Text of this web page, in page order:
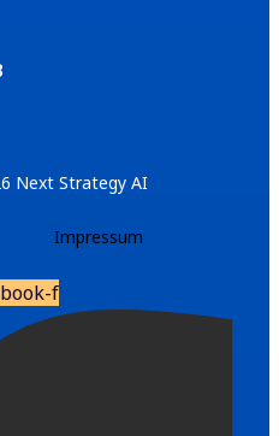
Next Strategy AI
Impressum
f